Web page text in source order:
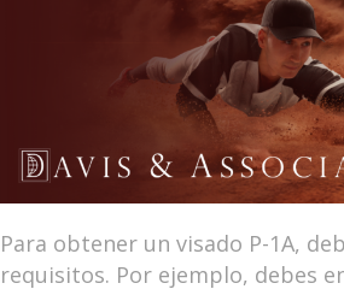
Para obtener un visado P-1A,
requisitos. Por ejemplo, debes